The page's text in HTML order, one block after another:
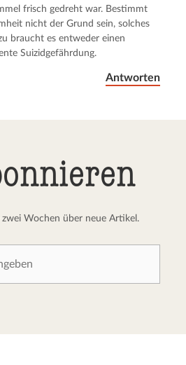
frisch gedreht war. Bestimmt
nicht der Grund sein, solches
braucht es entweder einen
Suizidgefährdung.
Antworten
Wochen über neue Artikel.